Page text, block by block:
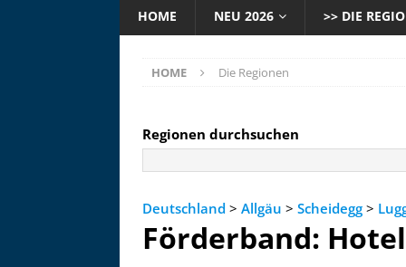
HOME NEU 2026 >> DIE
HOME Die Regionen
Regionen durchsuchen
Deutschland > Allgäu > Scheidegg >
Förderband: